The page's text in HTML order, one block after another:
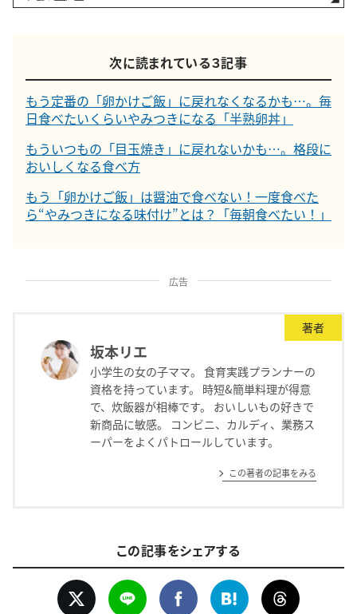
次に読まれている３記事
もう定番の「卵かけご飯」に戻れなくなるかも…。毎
日食べたいくらいやみつきになる「半熟卵丼」
もういつもの「目玉焼き」に戻れないかも…。格段に
おいしくなる食べ方
もう「卵かけご飯」は醤油で食べない！一度食べた
ら“やみつきになる味付け”とは？「毎朝食べたい！」
広告
著者
坂本リエ
小学生の女の子ママ。 食育実践プランナーの
資格を持っています。 時短&簡単料理が得意
で、炊飯器が相棒です。 おいしいもの好きで
新商品に敏感。 コンビニ、カルディ、業務ス
ーパーをよくパトロールしています。
この著者の記事をみる
この記事をシェアする